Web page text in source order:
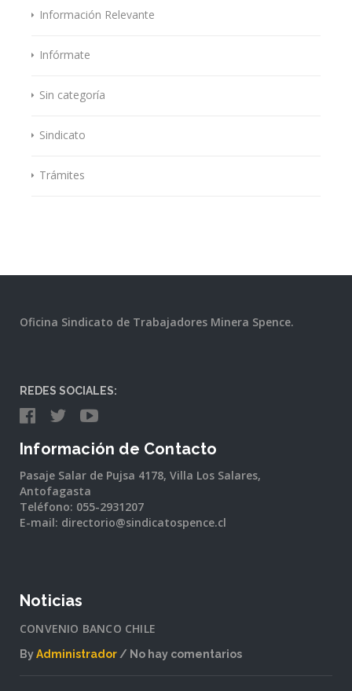
Información Relevante
Infórmate
Sin categoría
Sindicato
Trámites
Oficina Sindicato de Trabajadores Minera Spence.
REDES SOCIALES:
Información de Contacto
Pasaje Salar de Pujsa 4178, Villa Los Salares,
Antofagasta
Teléfono: 055-2931207
E-mail: directorio@sindicatospence.cl
Noticias
CONVENIO BANCO CHILE
ByAdministrador
No hay comentarios